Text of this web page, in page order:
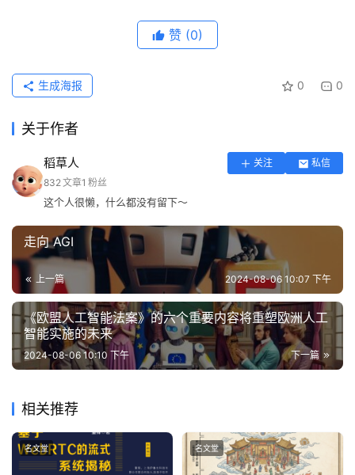
赞 (0)
0 0
生成海报
关于作者
稻草人 关注
私信
832文章1 粉丝
这个人很懒，什么都没有留下～
走向 AGI
上一篇 2024-08-06 10:07 下午
《欧盟人工智能法案》的六个重要内容将重塑欧洲人工
智能实施的未来
下一篇
2024-08-06 10:10 下午
相关推荐
名文堂 名文堂